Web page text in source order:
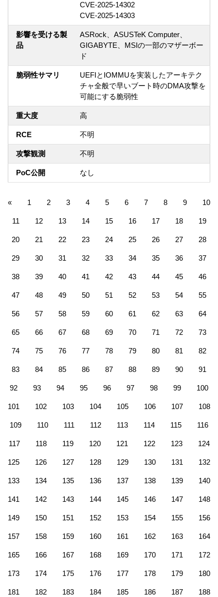
CVE-2025-14302
CVE-2025-14303
影響を受ける製
品
ASRock、ASUSTeK Computer、
GIGABYTE、MSIの一部のマザーボー
ド
脆弱性サマリ
UEFIとIOMMUを実装したアーキテク
チャ全般で早いブート時のDMA攻撃を
可能にする脆弱性
重大度 高
RCE 不明
攻撃観測 不明
PoC公開 なし
« 1 2 3 4 5 6 7 8 9 10
11 12 13 14 15 16 17 18 19
20 21 22 23 24 25 26 27 28
29 30 31 32 33 34 35 36 37
38 39 40 41 42 43 44 45 46
47 48 49 50 51 52 53 54 55
56 57 58 59 60 61 62 63 64
65 66 67 68 69 70 71 72 73
74 75 76 77 78 79 80 81 82
83 84 85 86 87 88 89 90 91
92 93 94 95 96 97 98 99 100
101 102 103 104 105 106 107 108
109 110 111 112 113 114 115 116
117 118 119 120 121 122 123 124
125 126 127 128 129 130 131 132
133 134 135 136 137 138 139 140
141 142 143 144 145 146 147 148
149 150 151 152 153 154 155 156
157 158 159 160 161 162 163 164
165 166 167 168 169 170 171 172
173 174 175 176 177 178 179 180
181 182 183 184 185 186 187 188